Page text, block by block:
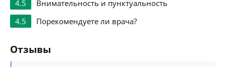
4.5
Внимательность и пунктуальность
4.5
Порекомендуете ли врача?
Отзывы